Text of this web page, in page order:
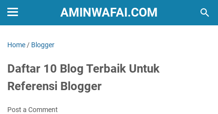
AMINWAFAI.COM
Home / Blogger
Daftar 10 Blog Terbaik Untuk
Referensi Blogger
Post a Comment